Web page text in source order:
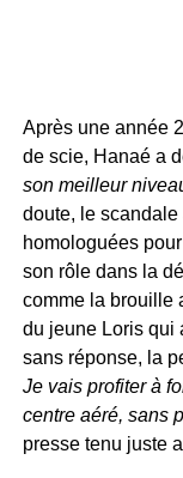
Après une année
de scie, Hanaé a
son meilleur
doute, le scandale
homologuées
son rôle dans la
comme la brouille
du jeune Loris qui
sans réponse, la
Je vais profiter à
centre aéré, sans
presse tenu juste